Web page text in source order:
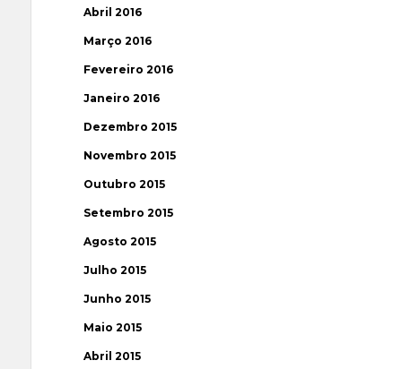
Abril 2016
Março 2016
Fevereiro 2016
Janeiro 2016
Dezembro 2015
Novembro 2015
Outubro 2015
Setembro 2015
Agosto 2015
Julho 2015
Junho 2015
Maio 2015
Abril 2015